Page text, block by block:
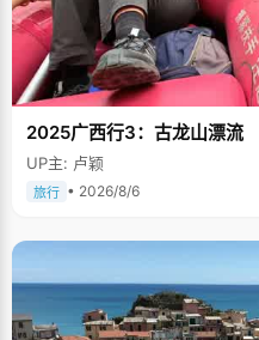
2025广西行3：古龙山漂流
UP主: 卢颖
旅行 • 2026/8/6